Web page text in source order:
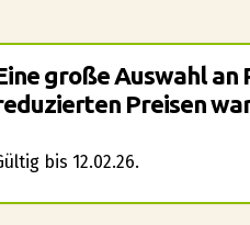
große Auswahl
Preisen
bis 12.02.26.